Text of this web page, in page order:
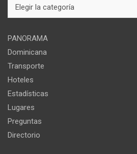
del
PANORAMA
Dominicana
Transporte
Hoteles
Estadísticas
Lugares
Preguntas
Directorio